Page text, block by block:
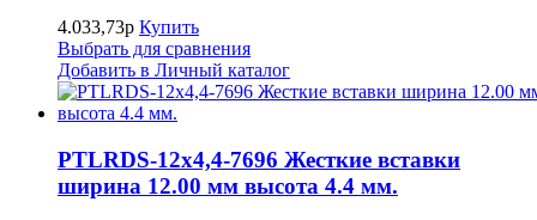
4.033,73р Купить
Выбрать для сравнения
Добавить в Личный каталог
PTLRDS-12x4,4-7696 Жесткие вставки
ширина 12.00 мм высота 4.4 мм.